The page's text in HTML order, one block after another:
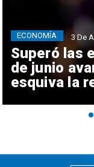
Superó las
de junio
esquiva la
ECONOMÍA 3 De